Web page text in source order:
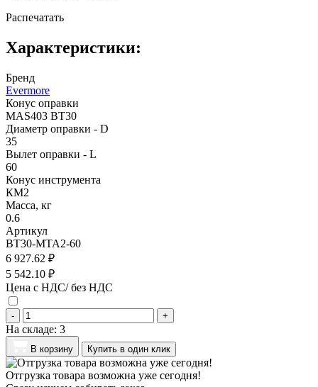
Распечатать
Характеристики:
Бренд
Evermore
Конус оправки
MAS403 BT30
Диаметр оправки - D
35
Вылет оправки - L
60
Конус инструмента
КМ2
Масса, кг
0.6
Артикул
BT30-MTA2-60
6 927.62 ₽
5 542.10 ₽
Цена с НДС/ без НДС
- +
На складе: 3
В корзину Купить в один клик
Отгрузка товара возможна уже сегодня!